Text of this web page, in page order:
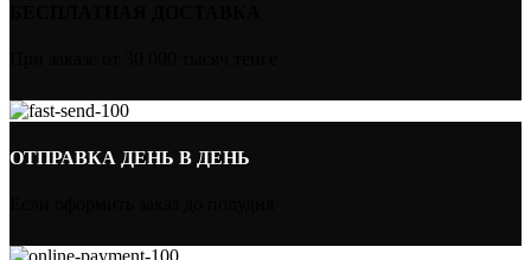
ОТПРАВКА ДЕНЬ В ДЕНЬ